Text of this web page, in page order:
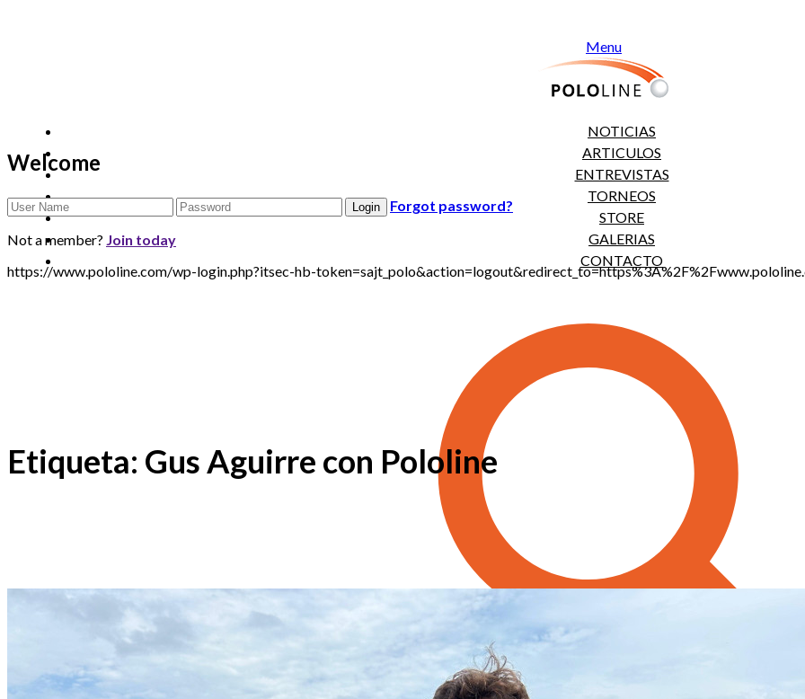
Menu
NOTICIAS
ARTICULOS
ENTREVISTAS
TORNEOS
STORE
GALERIAS
CONTACTO
Welcome
Forgot password?
Not a member? Join today
https://www.pololine.com/wp-login.php?itsec-hb-
Etiqueta: Gus Aguirre con Pololine